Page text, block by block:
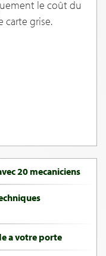
le coût du
carte grise.
20 mecaniciens
a votre porte